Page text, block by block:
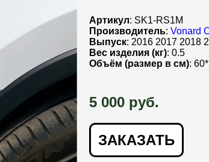
Артикул: SK1-RS1M
Производитель: Vonard
Выпуск: 2016 2017 2018
Вес изделия (кг): 0.5
Объём (размер в см):
5 000 руб.
ЗАКАЗАТЬ